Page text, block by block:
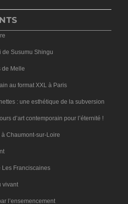
de Susumu Shingu
de Melle
au format XXL à Paris
: une esthétique de la subversion
d’art contemporain pour l’éternité !
Chaumont-sur-Loire
Franciscaines
vivant
l’ensemencement